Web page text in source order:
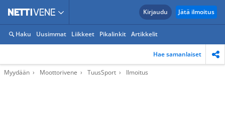
Kirjaudu Jätä ilmoitus
Haku Uusimmat Liikkeet Pikalinkit Artikkelit
Hae samanlaiset
Myydään Moottorivene TuusSport Ilmoitus